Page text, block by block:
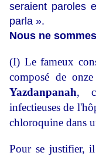
seraient paroles
parla ».
Nous ne
(I) Le fameux
composé de onze
Yazdanpanah,
infectieuses de
chloroquine dans
Pour se justifier,